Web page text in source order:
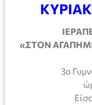
«ΣΤΟΝ
3ο